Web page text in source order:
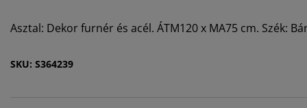
Asztal: Dekor furnér és acél. ÁTM120 x MA75 cm. Szék:
SKU: S364239